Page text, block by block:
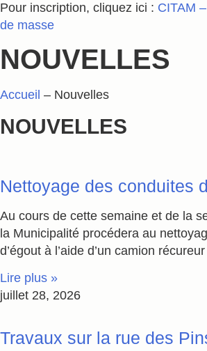
Pour inscription, cliquez ici : CITAM
de masse
NOUVELLES
Accueil – Nouvelles
NOUVELLES
Nettoyage des conduites
Au cours de cette semaine et de la
la Municipalité procédera au
d’égout à l’aide d’un camion
Lire plus »
juillet 28, 2026
Travaux sur la rue des